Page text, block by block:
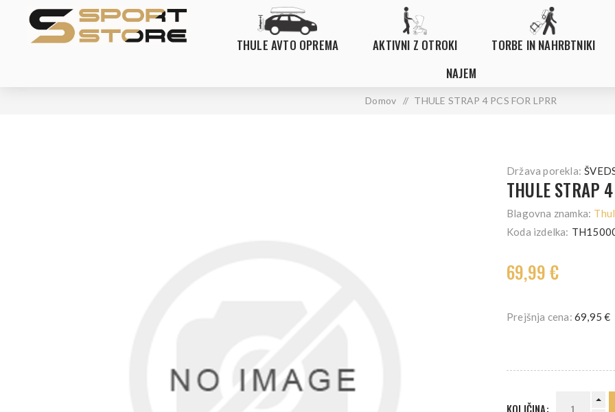
THULE AVTO OPREMA AKTIVNI Z OTROKI
TORBE IN NAHRBTNIKI
NAJEM
Domov / THULE STRAP 4 PCS FOR LPRR
Država porekla:
THULE STRAP
Blagovna znamka:
Koda izdelka:
69,99 €
Prejšnja cena: 69,95 €
KOLIČINA: